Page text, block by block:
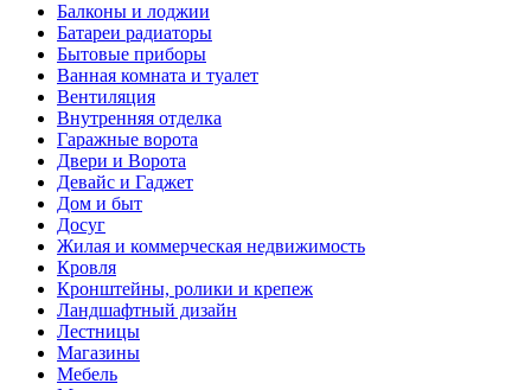
Балконы и лоджии
Батареи радиаторы‎
Бытовые приборы
Ванная комната и туалет
Вентиляция
Внутренняя отделка
Гаражные ворота
Двери и Ворота
Девайс и Гаджет
Дом и быт
Досуг
Жилая и коммерческая недвижимость
Кровля
Кронштейны, ролики и крепеж
Ландшафтный дизайн
Лестницы
Магазины
Мебель